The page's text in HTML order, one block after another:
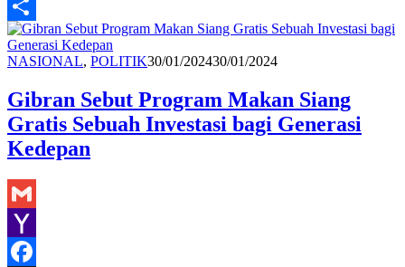
Telegram
Share
NASIONAL, POLITIKRedaksi
30/01/202430/01/2024
Gibran Sebut Program Makan Siang
Gratis Sebuah Investasi bagi Generasi
Kedepan
Gmail
Yahoo